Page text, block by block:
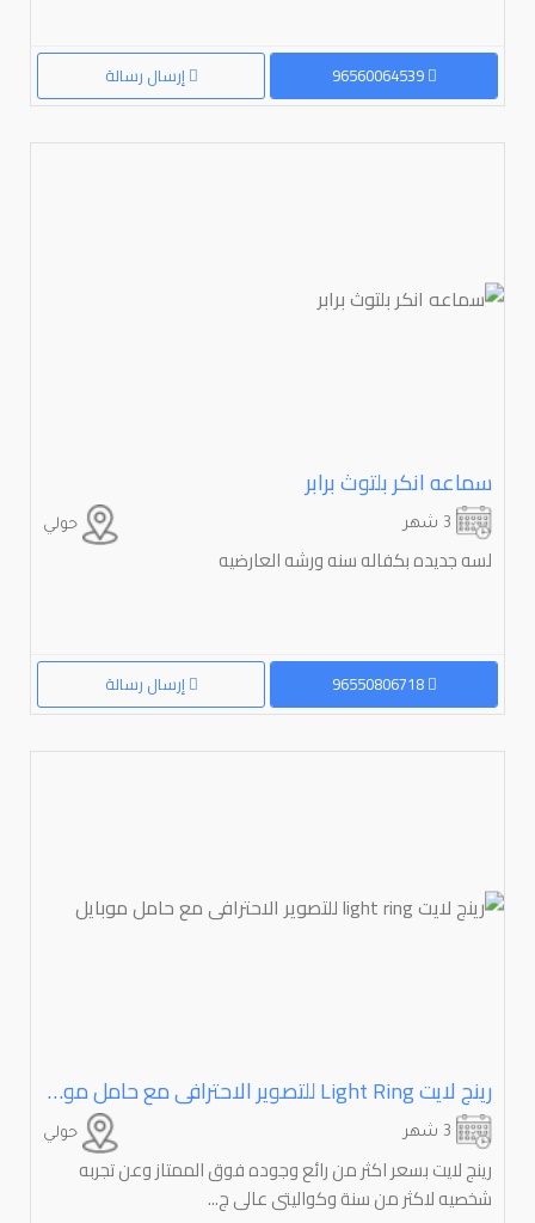
إرسال رسالة 96560064539
سماعه انكر بلتوث برابر
حولي
لسه جديده بكفاله سنه ورشه العارضيه
إرسال رسالة 96550806718
رينج لايت ⁦⁦ring⁩⁩ ⁦⁦light⁩⁩ للتصوير الاحترافى مع حامل موبايل
حولي
رينج لايت بسعر اكثر من رائع وجوده فوق الممتاز وعن تجربه
شخصيه لاكثر من سنة وكواليتى عالى ج...